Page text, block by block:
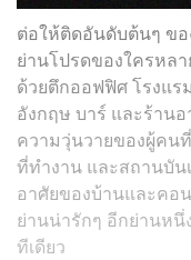
ต่อให้ติดอันดับต้นๆ ข
ย่านโปรดของใครหล
ด้วยตึกออฟฟิศ โรงแร
อังกฤษ บาร์ และร้าน
ความวุ่นวายของผู้คน
ที่ทำงาน และสถานบัน
อาศัยของบ้านและคอ
ย่านน่ารักๆ อีกย่านหนึ่
ทีเดียว